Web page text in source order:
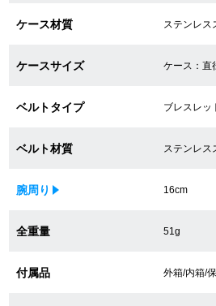
修理・メンテナンス
ケース材質 ステンレス
ケースサイズ ケース：直
ベルトタイプ ブレスレッ
ベルト材質 ステンレス
腕周り 16cm
全重量 51g
付属品 外箱/内箱/